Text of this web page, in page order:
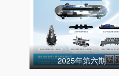
2025年第六期